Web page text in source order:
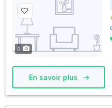
0
En savoir plus